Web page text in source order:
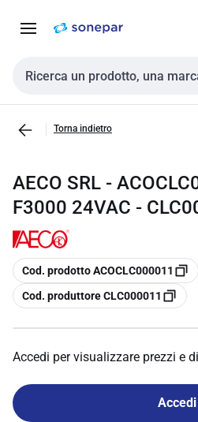
navigazione alla
Cerca input
Torna indietro
AECO SRL -
F3000 24VAC -
copia
Cod. prodotto ACOCLC000011
copia
Cod. produttore CLC000011
Accedi per visualizzare prezzi e
Accedi